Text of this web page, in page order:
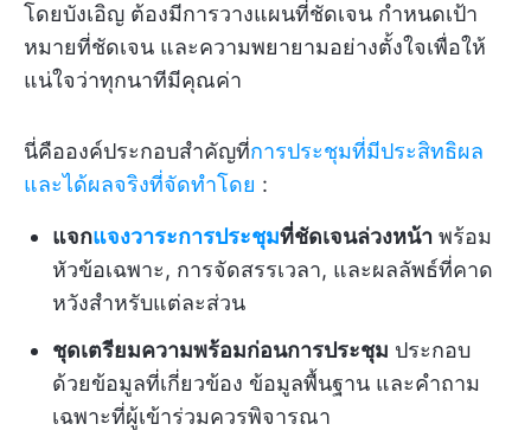
โดยบังเอิญ ต้องมีการวางแผนที่ชัดเจน กำหนดเป้า
หมายที่ชัดเจน และความพยายามอย่างตั้งใจเพื่อให้
แน่ใจว่าทุกนาทีมีคุณค่า
นี่คือองค์ประกอบสำคัญที่การประชุมที่มีประสิทธิผล
และได้ผลจริงที่จัดทำโดย :
แจกแจงวาระการประชุมที่ชัดเจนล่วงหน้า พร้อม
หัวข้อเฉพาะ, การจัดสรรเวลา, และผลลัพธ์ที่คาด
หวังสำหรับแต่ละส่วน
ชุดเตรียมความพร้อมก่อนการประชุม ประกอบ
ด้วยข้อมูลที่เกี่ยวข้อง ข้อมูลพื้นฐาน และคำถาม
เฉพาะที่ผู้เข้าร่วมควรพิจารณา